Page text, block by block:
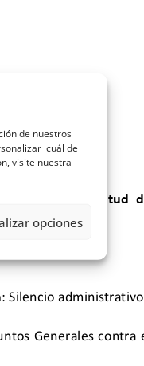
de nuestros
cuál de
visite nuestra
opciones